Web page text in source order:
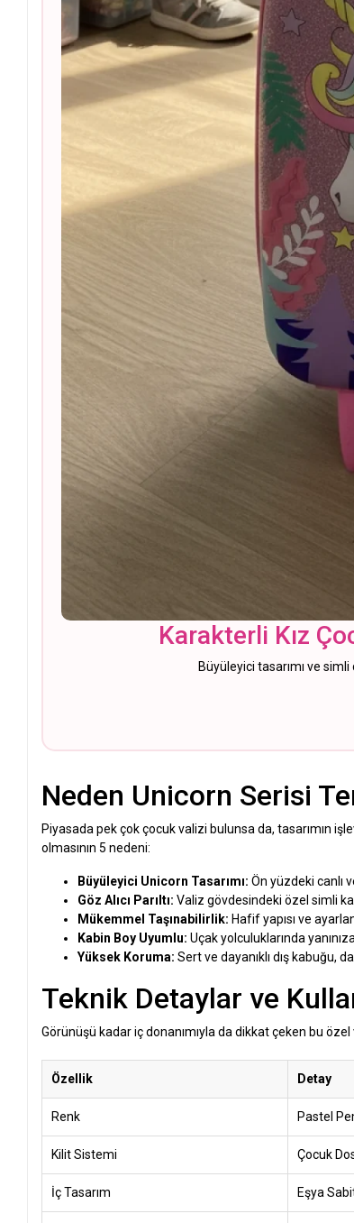
Karakterli Kız
Büyüleyici tasarımı ve
Neden Unicorn Serisi
Piyasada pek çok çocuk valizi bulunsa da, tasarımın
olmasının 5 nedeni:
Büyüleyici Unicorn Tasarımı: Ön yüzdeki canlı
Göz Alıcı Parıltı: Valiz gövdesindeki özel simli
Mükemmel Taşınabilirlik: Hafif yapısı ve
Kabin Boy Uyumlu: Uçak yolculuklarında
Yüksek Koruma: Sert ve dayanıklı dış kabuğu,
Teknik Detaylar ve
Görünüşü kadar iç donanımıyla da dikkat çeken bu
Özellik Detay
Renk Pastel
Kilit Sistemi Çocuk
İç Tasarım Eşya